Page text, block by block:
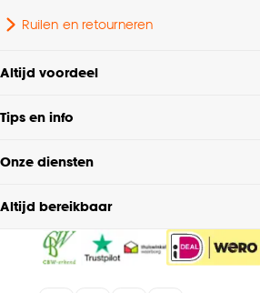
Ruilen en retourneren
Altijd voordeel
Tips en info
Onze diensten
Altijd bereikbaar